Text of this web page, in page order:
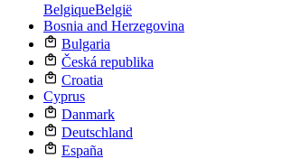
BelgiqueBelgië
Bosnia and Herzegovina
Bulgaria
Česká republika
Croatia
Cyprus
Danmark
Deutschland
España